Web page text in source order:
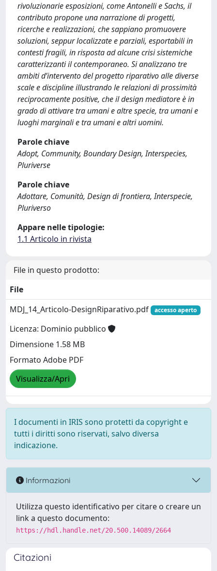
rivoluzionarie esposizioni, come Antonelli e Sachs, il
contributo propone una narrazione di progetti,
ricerche e realizzazioni, che sappiano promuovere
soluzioni, seppur localizzate e parziali, esportabili in
contesti fragili, in risposta ad alcune crisi sistemiche
caratterizzanti il contemporaneo. Si analizzano tre
ambiti d’intervento del progetto riparativo alle diverse
scale e discipline illustrando le relazioni di prossimità
reciprocamente positive, che il design mediatore è in
grado di attivare tra umani e altre specie, tra umani e
luoghi marginali e tra umani e altri uomini.
Parole chiave
Adopt, Community, Boundary Design, Interspecies,
Pluriverse
Parole chiave
Adottare, Comunità, Design di frontiera, Interspecie,
Pluriverso
Appare nelle tipologie:
1.1 Articolo in rivista
File in questo prodotto:
File
MDJ_14_Articolo-DesignRiparativo.pdf
accesso aperto
Licenza: Dominio pubblico
Dimensione 1.58 MB
Formato Adobe PDF
Visualizza/Apri
I documenti in IRIS sono protetti da copyright e
tutti i diritti sono riservati, salvo diversa
indicazione.
Informazioni
Utilizza questo identificativo per citare o creare un
link a questo documento:
https://hdl.handle.net/20.500.14089/2664
Citazioni